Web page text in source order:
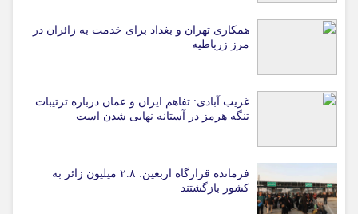
همکاری تهران و بغداد برای خدمت به زائران در
مرز زرباطیه
غریب آبادی: تفاهم ایران و عمان درباره ترتیبات
تنگه هرمز در آستانه نهایی شدن است
فرمانده قرارگاه اربعین: ۲.۸ میلیون زائر به
کشور بازگشتند